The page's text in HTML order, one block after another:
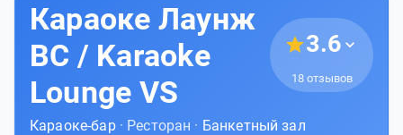
Караоке Лаунж
ВС / Karaoke
Lounge VS
3.6
18 отзывов
Караоке-бар· Ресторан · Банкетный зал